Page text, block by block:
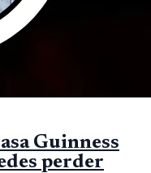
Guinness
perder